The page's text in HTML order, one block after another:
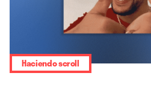
Haciendo scroll